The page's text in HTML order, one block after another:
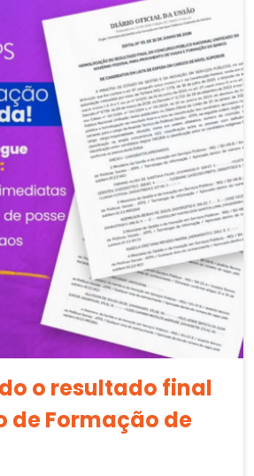
o resultado final
de Formação de